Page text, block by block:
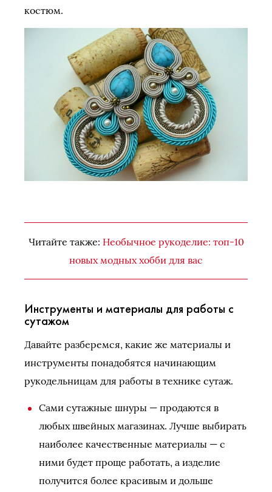
костюм.
Читайте также: Необычное рукоделие: топ-10
новых модных хобби для вас
Инструменты и материалы для работы с
сутажом
Давайте разберемся, какие же материалы и
инструменты понадобятся начинающим
рукодельницам для работы в технике сутаж.
Сами сутажные шнуры — продаются в
любых швейных магазинах. Лучше выбирать
наиболее качественные материалы — с
ними будет проще работать, а изделие
получится более красивым и дольше